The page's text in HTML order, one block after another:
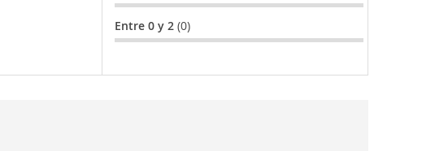
Entre 0 y 2 (0)